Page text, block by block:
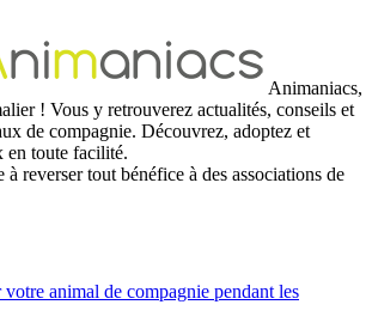
Animaniacs,
! Vous y retrouverez actualités, conseils et
de compagnie. Découvrez, adoptez et
en toute facilité.
à reverser tout bénéfice à des associations de
votre animal de compagnie pendant les